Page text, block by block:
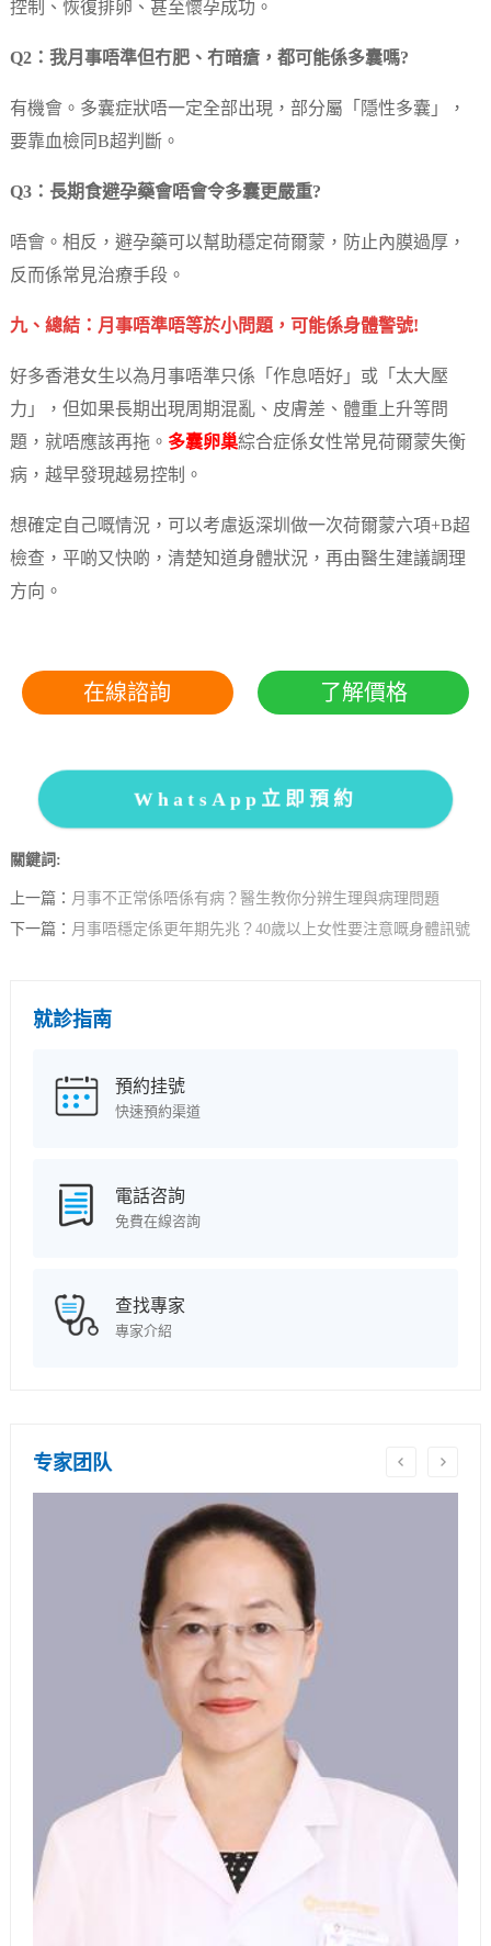
控制、恢復排卵、甚至懷孕成功。
Q2：我月事唔準但冇肥、冇暗瘡，都可能係多囊嗎?
有機會。多囊症狀唔一定全部出現，部分屬「隱性多囊」，
要靠血檢同B超判斷。
Q3：長期食避孕藥會唔會令多囊更嚴重?
唔會。相反，避孕藥可以幫助穩定荷爾蒙，防止內膜過厚，
反而係常見治療手段。
九、總結：月事唔準唔等於小問題，可能係身體警號!
好多香港女生以為月事唔準只係「作息唔好」或「太大壓
力」，但如果長期出現周期混亂、皮膚差、體重上升等問
題，就唔應該再拖。 多囊卵巢綜合症係女性常見荷爾蒙失衡
病，越早發現越易控制。
想確定自己嘅情況，可以考慮返深圳做一次荷爾蒙六項+B超
檢查，平啲又快啲，清楚知道身體狀況，再由醫生建議調理
方向。
在線諮詢 了解價格
WhatsApp立即預約
關鍵詞:
上一篇： 月事不正常係唔係有病？醫生教你分辨生理與病理問題
下一篇： 月事唔穩定係更年期先兆？40歲以上女性要注意嘅身體訊號
就診指南
預約挂號
快速預約渠道
電話咨詢
免費在線咨詢
查找專家
專家介紹
专家团队